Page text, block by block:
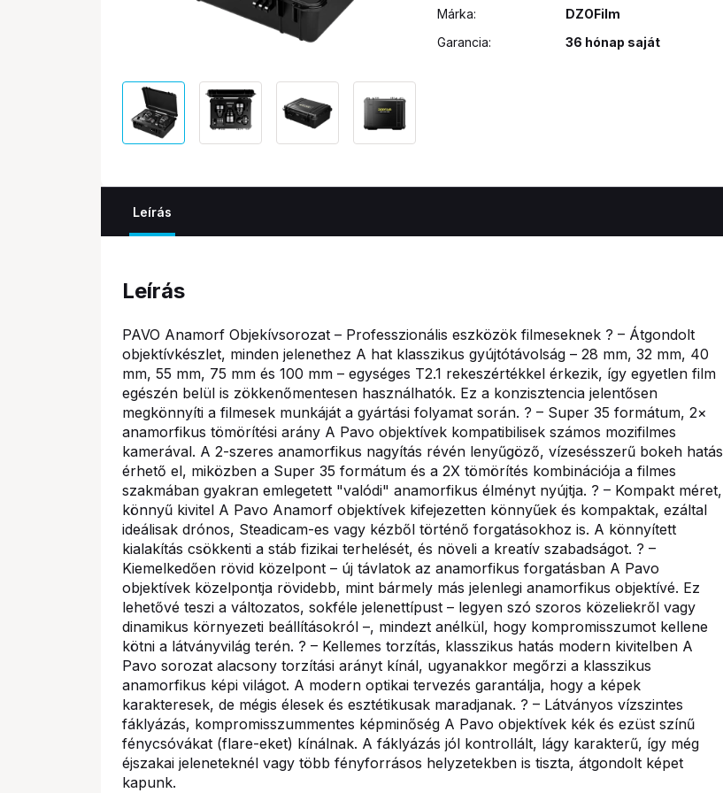
Márka:
DZOFilm
Garancia:
36 hónap saját
Leírás
Leírás
PAVO Anamorf Objekívsorozat – Professzionális eszközök filmeseknek ? – Átgondolt
objektívkészlet, minden jelenethez A hat klasszikus gyújtótávolság – 28 mm, 32 mm, 40
mm, 55 mm, 75 mm és 100 mm – egységes T2.1 rekeszértékkel érkezik, így egyetlen film
egészén belül is zökkenőmentesen használhatók. Ez a konzisztencia jelentősen
megkönnyíti a filmesek munkáját a gyártási folyamat során. ? – Super 35 formátum, 2×
anamorfikus tömörítési arány A Pavo objektívek kompatibilisek számos mozifilmes
kamerával. A 2-szeres anamorfikus nagyítás révén lenyűgöző, vízesésszerű bokeh hatás
érhető el, miközben a Super 35 formátum és a 2X tömörítés kombinációja a filmes
szakmában gyakran emlegetett "valódi" anamorfikus élményt nyújtja. ? – Kompakt méret,
könnyű kivitel A Pavo Anamorf objektívek kifejezetten könnyűek és kompaktak, ezáltal
ideálisak drónos, Steadicam-es vagy kézből történő forgatásokhoz is. A könnyített
kialakítás csökkenti a stáb fizikai terhelését, és növeli a kreatív szabadságot. ? –
Kiemelkedően rövid közelpont – új távlatok az anamorfikus forgatásban A Pavo
objektívek közelpontja rövidebb, mint bármely más jelenlegi anamorfikus objektívé. Ez
lehetővé teszi a változatos, sokféle jelenettípust – legyen szó szoros közeliekről vagy
dinamikus környezeti beállításokról –, mindezt anélkül, hogy kompromisszumot kellene
kötni a látványvilág terén. ? – Kellemes torzítás, klasszikus hatás modern kivitelben A
Pavo sorozat alacsony torzítási arányt kínál, ugyanakkor megőrzi a klasszikus
anamorfikus képi világot. A modern optikai tervezés garantálja, hogy a képek
karakteresek, de mégis élesek és esztétikusak maradjanak. ? – Látványos vízszintes
fáklyázás, kompromisszummentes képminőség A Pavo objektívek kék és ezüst színű
fénycsóvákat (flare-eket) kínálnak. A fáklyázás jól kontrollált, lágy karakterű, így még
éjszakai jeleneteknél vagy több fényforrásos helyzetekben is tiszta, átgondolt képet
kapunk.